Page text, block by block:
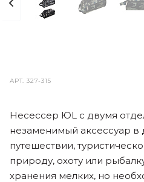
АРТ.327-315
Несессер ЮL с двумя
незаменимый аксессуар в
путешествии,
природу, охоту или
хранения мелких, но